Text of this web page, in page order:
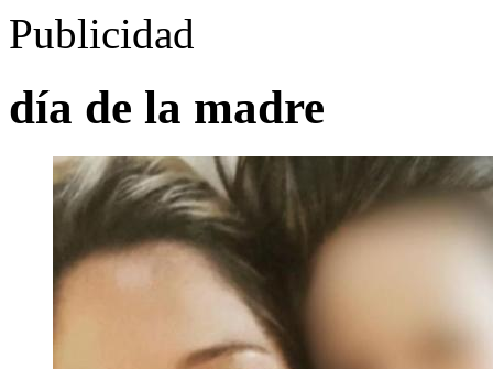
Publicidad
día de la madre